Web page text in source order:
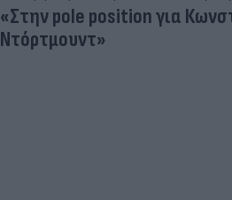
«Στην pole position για
Ντόρτμουντ»